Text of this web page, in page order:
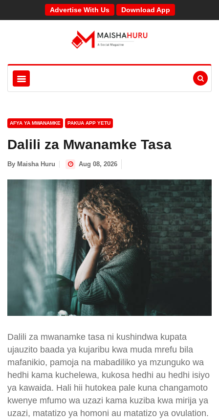
Advertise With Us Download App
AFYA YA MWANAMKE PAKUA APP YETU
Dalili za Mwanamke Tasa
By Maisha Huru Aug 08, 2026
Dalili za mwanamke tasa ni kushindwa kupata
ujauzito baada ya kujaribu kwa muda mrefu bila
mafanikio, pamoja na mabadiliko ya mzunguko wa
hedhi kama kuchelewa, kukosa hedhi au hedhi isiyo
ya kawaida. Hali hii hutokea pale kuna changamoto
kwenye mfumo wa uzazi kama kuziba kwa mirija ya
uzazi, matatizo ya homoni au matatizo ya ovulation.